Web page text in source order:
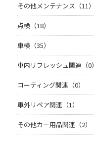
その他メンテナンス（11）
点検（18）
車検（35）
車内リフレッシュ関連（0）
コーティング関連（0）
車外リペア関連（1）
その他カー用品関連（2）